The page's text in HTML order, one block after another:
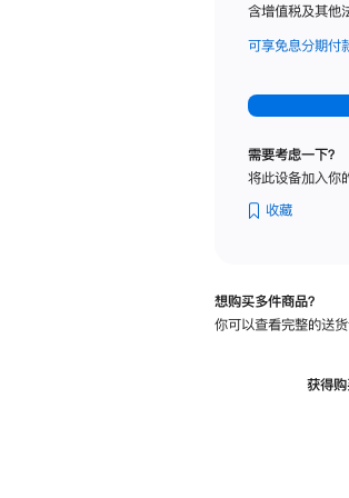
含增值税及其他
可享免息分期付
需要考虑一下？
将此设备加入你
收藏
想购买多件商品？
你可以查看完整的送货
获得购